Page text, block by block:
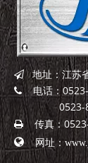
地址：江苏
电话：
0523-
传真：
 网址：